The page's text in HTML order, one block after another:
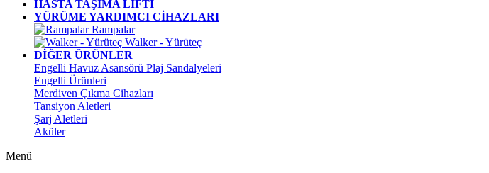
HASTA TAŞIMA LİFTİ
YÜRÜME YARDIMCI CİHAZLARI
Rampalar
Walker - Yürüteç
DİĞER ÜRÜNLER
Engelli Havuz Asansörü Plaj Sandalyeleri
Engelli Ürünleri
Merdiven Çıkma Cihazları
Tansiyon Aletleri
Şarj Aletleri
Aküler
Menü